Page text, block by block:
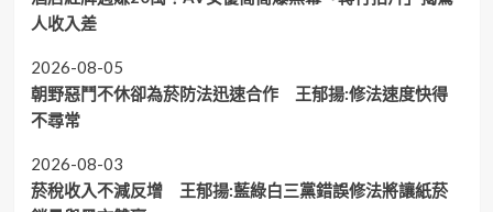
人收入差
2026-08-05
朝野惡鬥不休卻為菸防法迅速合作 王郁揚:修法速度快得
不尋常
2026-08-03
菸稅收入不減反增 王郁揚:藍綠白三黨錯誤修法將讓紙菸